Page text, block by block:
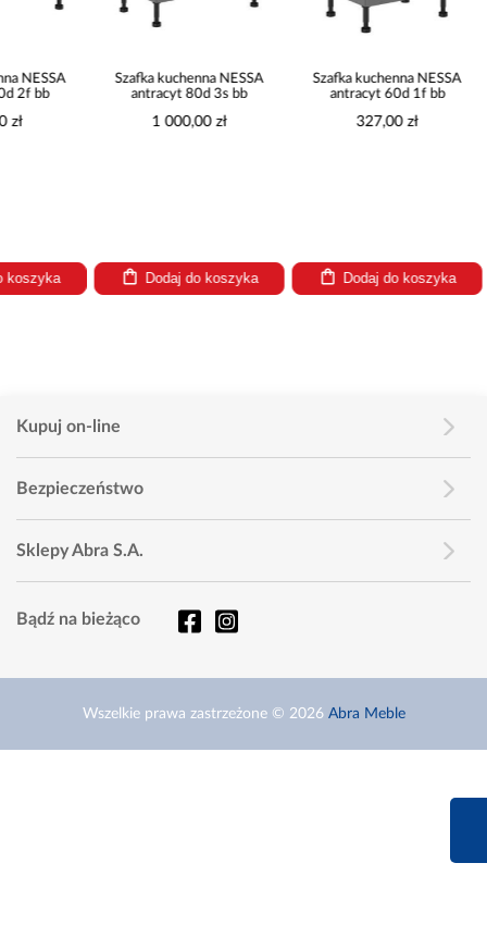
Szafka kuchenna NESSA
antracyt 80d 3s bb
Dodaj do koszyka
Szafka kuchenna NESSA
antracyt 60d 1f bb
Dodaj do koszyka
Szafka
Kupuj on-line
Bezpieczeństwo
Sklepy Abra S.A.
Bądź na bieżąco
Wszelkie prawa zastrzeżone © 2026 Abra Meble